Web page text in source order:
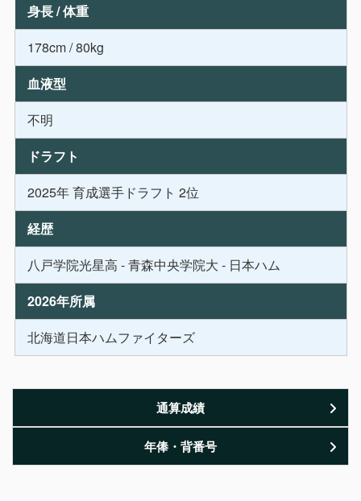
身長 / 体重
178cm / 80kg
血液型
不明
ドラフト
2025年 育成選手ドラフト 2位
経歴
八戸学院光星高 - 青森中央学院大 - 日本ハム
2026年所属
北海道日本ハムファイターズ
通算成績
年俸・背番号